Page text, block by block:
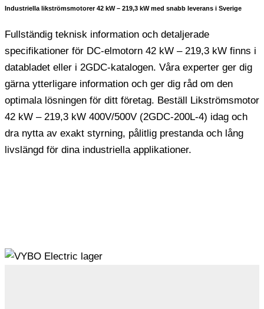
Industriella likströmsmotorer 42 kW – 219,3 kW med snabb leverans i Sverige
Fullständig teknisk information och detaljerade
specifikationer för DC-elmotorn 42 kW – 219,3 kW finns i
databladet eller i 2GDC-katalogen. Våra experter ger dig
gärna ytterligare information och ger dig råd om den
optimala lösningen för ditt företag. Beställ Likströmsmotor
42 kW – 219,3 kW 400V/500V (2GDC-200L-4) idag och
dra nytta av exakt styrning, pålitlig prestanda och lång
livslängd för dina industriella applikationer.